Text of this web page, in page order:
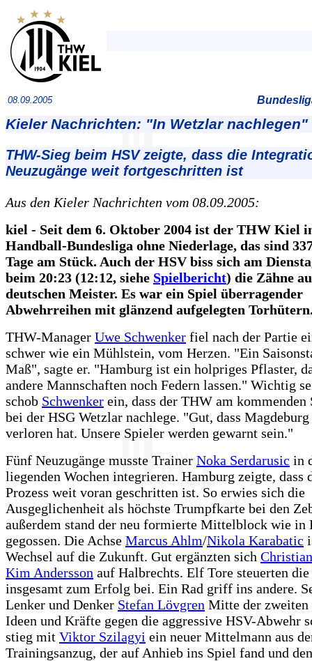
08.09.2005
Kieler Nachrichten: "In Wetzlar nachlegen"
THW-Sieg beim HSV zeigte, dass die
Neuzugänge weit fortgeschritten ist
Aus den Kieler Nachrichten vom 08.09.2005:
kiel - Seit dem 6. Oktober 2004 ist der THW Kiel
Handball-Bundesliga ohne Niederlage, das sind
Tage am Stück. Auch der HSV biss sich am
beim 20:23 (12:12, siehe Spielbericht) die Zähne
deutschen Meister. Es war ein Spiel überragender
Abwehrreihen mit glänzend aufgelegten
THW-Manager Uwe Schwenker fiel nach der Partie
schwer wie ein Mühlstein, vom Herzen. "Ein
Maß", sagte er. "Hamburg ist ein holpriges Pflaster,
andere Mannschaften noch Federn lassen." Wichtig
schob Schwenker ein, dass der THW am kommenden
bei der HSG Wetzlar nachlege. "Gut, dass
verloren hat. Unsere Spieler werden gewarnt sein."
Fünf Neuzugänge musste Trainer Noka Serdarusic in
liegenden Wochen integrieren. Hamburg zeigte, dass
Prozess weit voran geschritten ist. So erwies sich die
Ausgeglichenheit als höchste Trumpfkarte bei den
außerdem stand der neu formierte Mittelblock wie in
gegossen. Die Achse Marcus Ahlm/Nikola Karabatic
Wechsel auf die Zukunft. Gut ergänzten sich
Kim Andersson auf Halbrechts. Elf Tore steuerten
insgesamt zum Erfolg bei. Ein Rad griff ins andere.
Lenker und Denker Stefan Lövgren Mitte der
Ideen und Kräfte gegen die aggressive HSV-Abwehr
stieg mit Viktor Szilagyi ein neuer Mittelmann aus
Trainingsanzug, der auf Anhieb ins Spiel fand und